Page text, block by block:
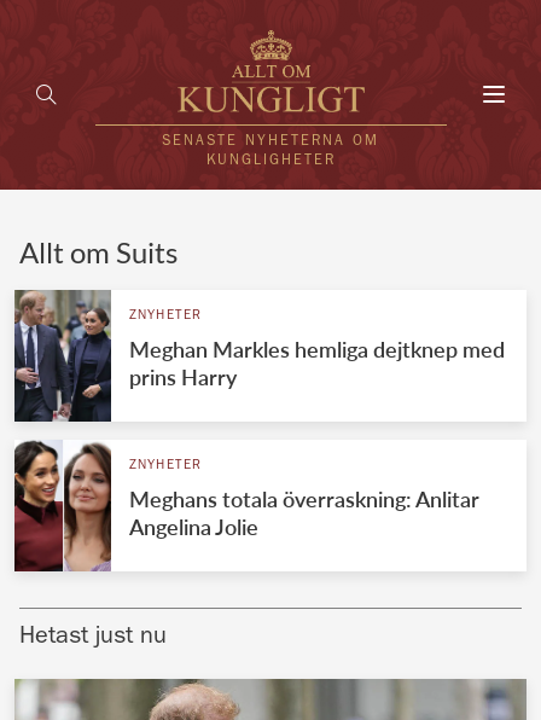
SENASTE NYHETERNA OM
KUNGLIGHETER
UTLÄNDSKT
VÄRLDENS KUNGAHUS
Svenska kungahuset
Brittiska kungahuset
Nederländska kungahuset
REDAKTION
Allt om Suits
ZNYHETER
Meghan Markles hemliga dejtknep med
prins Harry
ZNYHETER
Meghans totala överraskning: Anlitar
Angelina Jolie
Hetast just nu